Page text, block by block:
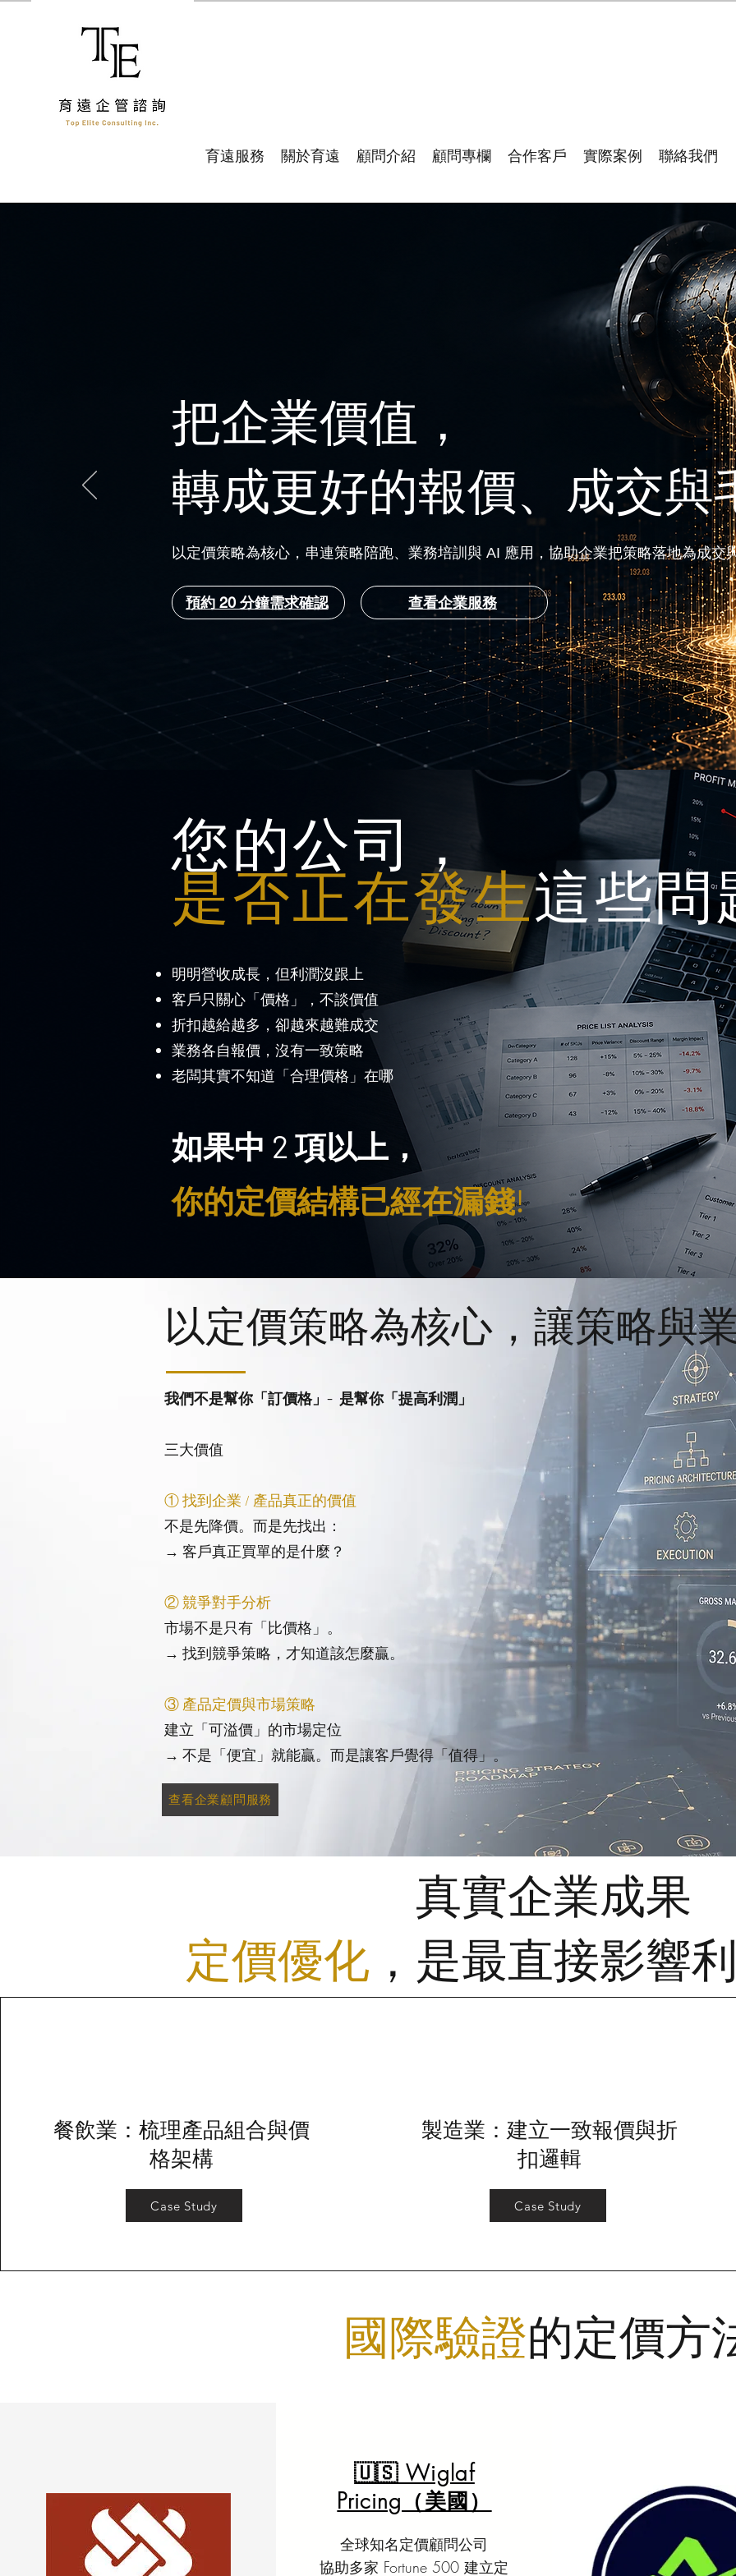
育遠服務 關於育遠 顧問介紹 顧問專欄 合作客戶 實際案例 聯絡我們
把企業價值，
轉成更好的報價、成交與
以定價策略為核心，串連策略陪跑、業務培訓與 AI 應用，協助企業把策略落地為成交
預約 20 分鐘需求確認 查看企業服務
您的公司，
是否正在發生這些問
明明營收成長，但利潤沒跟上
客戶只關心「價格」，不談價值
折扣越給越多，卻越來越難成交
業務各自報價，沒有一致策略
老闆其實不知道「合理價格」在哪
如果中 2 項以上，
你的定價結構已經在漏錢!
以定價策略為核心，讓策略與
我們不是幫你「訂價格」- 是幫你「提高利潤」
三大價值
① 找到企業 / 產品真正的價值
不是先降價。而是先找出：
→ 客戶真正買單的是什麼？
② 競爭對手分析
市場不是只有「比價格」。
→ 找到競爭策略，才知道該怎麼贏。
③ 產品定價與市場策略
建立「可溢價」的市場定位
→ 不是「便宜」就能贏。而是讓客戶覺得「值得」。
查看企業顧問服務
真實企業成果
定價優化 ，是最直接影響
餐飲業：梳理產品組合與價
格架構
Case Study
製造業：建立一致報價與折
扣邏輯
Case Study
國際驗證的定價方
🇺🇸 Wiglaf
Pricing（美國）
全球知名定價顧問公司
協助多家 Fortune 500 建立定